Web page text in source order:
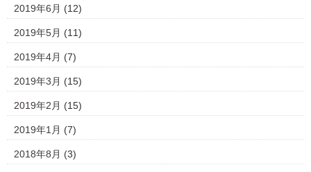
2019年6月 (12)
2019年5月 (11)
2019年4月 (7)
2019年3月 (15)
2019年2月 (15)
2019年1月 (7)
2018年8月 (3)